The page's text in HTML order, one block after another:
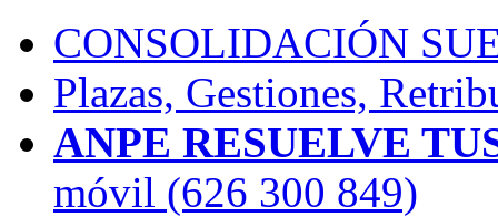
CONSOLIDACIÓN
Plazas, Gestiones,
ANPE RESUELVE
móvil (626 300 849)